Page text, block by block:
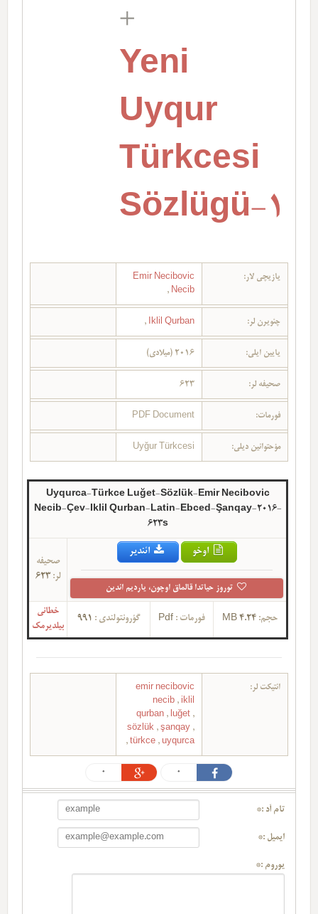
+
Yeni
Uyqur
Türkcesi
Sözlügü-
یازیچی لار:
Emir Necibovic
Necib
,
چئویرن لر: Iklil Qurban
,
یایین ایلی: 2016 (میلادی)
صحیفه لر: 623
فورمات: PDF Document
مؤحتوانین دیلی: Uyğur Türkcesi
Uyqurca-Türkce Luğet-Sözlük-Emir Necibovic
Necib-Çev-Iklil Qurban-Latin-Ebced-Şanqay-2016-
623s
اوخو ائندیر
توروز حیاتدا قالماق اوچون، یاردیم ائدین
صحیفه
لر: 623
حجم: 4.24 MB فورمات : Pdf گؤرونتولندی : 991
خطانی
بیلدیرمک
ائتیکت لر:
emir necibovic
necib , iklil
qurban , luğet ,
sözlük , şanqay ,
türkce , uyqurca
,
0
0
تام آد :*
ایمیل :*
یوروم :*